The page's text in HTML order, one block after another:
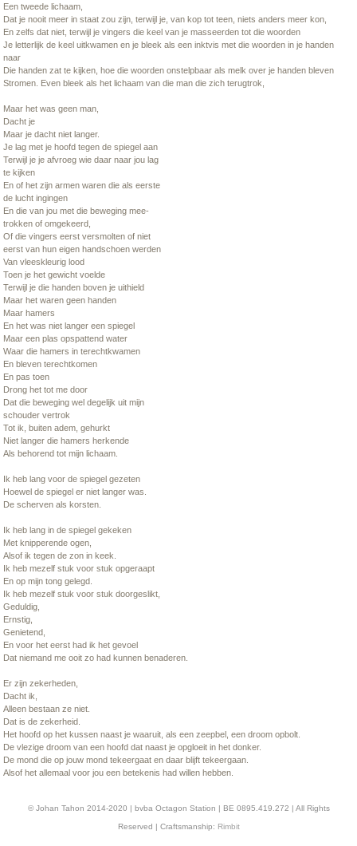
Een tweede lichaam,
Dat je nooit meer in staat zou zijn, terwijl je, van kop tot teen, niets anders meer kon,
En zelfs dat niet, terwijl je vingers die keel van je masseerden tot die woorden
Je letterlijk de keel uitkwamen en je bleek als een inktvis met die woorden in je handen
naar
Die handen zat te kijken, hoe die woorden onstelpbaar als melk over je handen bleven
Stromen. Even bleek als het lichaam van die man die zich terugtrok,
Maar het was geen man,
Dacht je
Maar je dacht niet langer.
Je lag met je hoofd tegen de spiegel aan
Terwijl je je afvroeg wie daar naar jou lag
te kijken
En of het zijn armen waren die als eerste
de lucht ingingen
En die van jou met die beweging mee-
trokken of omgekeerd,
Of die vingers eerst versmolten of niet
eerst van hun eigen handschoen werden
Van vleeskleurig lood
Toen je het gewicht voelde
Terwijl je die handen boven je uithield
Maar het waren geen handen
Maar hamers
En het was niet langer een spiegel
Maar een plas opspattend water
Waar die hamers in terechtkwamen
En bleven terechtkomen
En pas toen
Drong het tot me door
Dat die beweging wel degelijk uit mijn
schouder vertrok
Tot ik, buiten adem, gehurkt
Niet langer die hamers herkende
Als behorend tot mijn lichaam.
Ik heb lang voor de spiegel gezeten
Hoewel de spiegel er niet langer was.
De scherven als korsten.
Ik heb lang in de spiegel gekeken
Met knipperende ogen,
Alsof ik tegen de zon in keek.
Ik heb mezelf stuk voor stuk opgeraapt
En op mijn tong gelegd.
Ik heb mezelf stuk voor stuk doorgeslikt,
Geduldig,
Ernstig,
Genietend,
En voor het eerst had ik het gevoel
Dat niemand me ooit zo had kunnen benaderen.
Er zijn zekerheden,
Dacht ik,
Alleen bestaan ze niet.
Dat is de zekerheid.
Het hoofd op het kussen naast je waaruit, als een zeepbel, een droom opbolt.
De vlezige droom van een hoofd dat naast je opgloeit in het donker.
De mond die op jouw mond tekeergaat en daar blijft tekeergaan.
Alsof het allemaal voor jou een betekenis had willen hebben.
© Johan Tahon 2014-2020 | bvba Octagon Station | BE 0895.419.272 | All Rights
Reserved | Craftsmanship: Rimbit